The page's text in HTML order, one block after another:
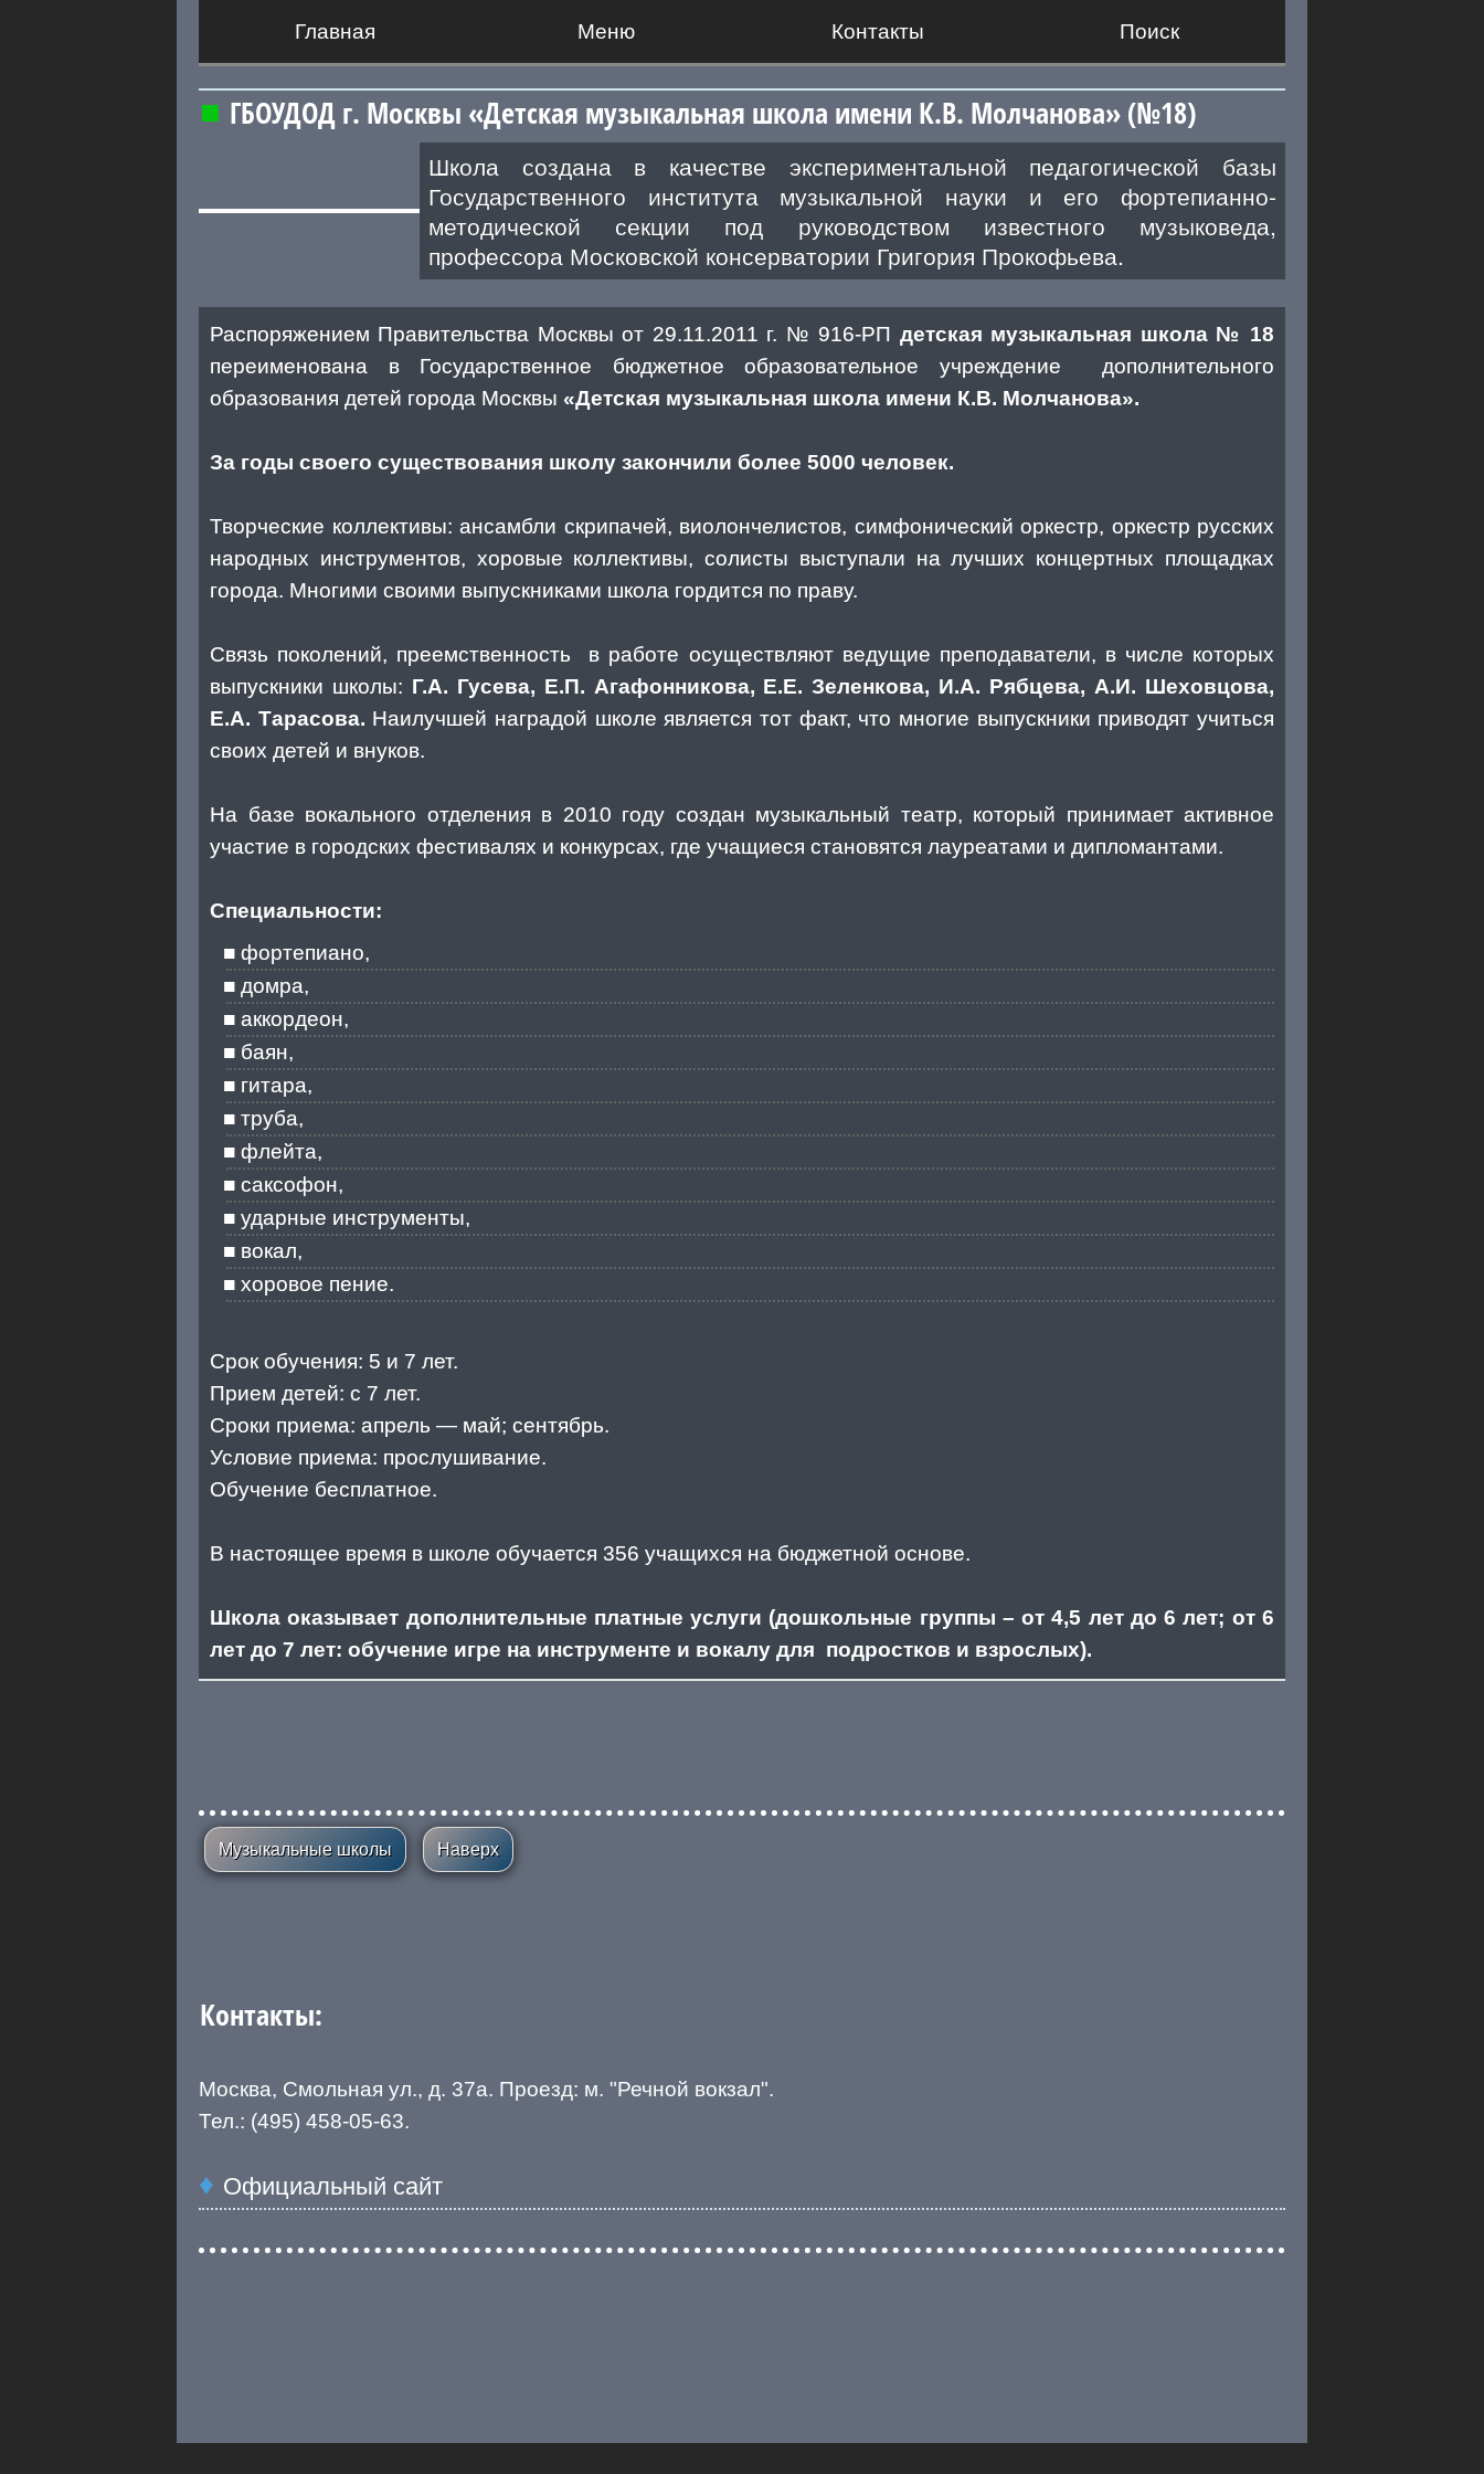
Главная Меню Контакты Поиск
ГБОУДОД г. Москвы «Детская музыкальная школа имени К.В. Молчанова» (№18)
Школа создана в качестве экспериментальной педагогической базы
Государственного института музыкальной науки и его фортепианно-
методической секции под руководством известного музыковеда,
профессора Московской консерватории Григория Прокофьева.
Распоряжением Правительства Москвы от 29.11.2011 г. № 916-РП детская музыкальная школа № 18
переименована в Государственное бюджетное образовательное учреждение дополнительного
образования детей города Москвы «Детская музыкальная школа имени К.В. Молчанова».
За годы своего существования школу закончили более 5000 человек.
Творческие коллективы: ансамбли скрипачей, виолончелистов, симфонический оркестр, оркестр русских
народных инструментов, хоровые коллективы, солисты выступали на лучших концертных площадках
города. Многими своими выпускниками школа гордится по праву.
Связь поколений, преемственность в работе осуществляют ведущие преподаватели, в числе которых
выпускники школы: Г.А. Гусева, Е.П. Агафонникова, Е.Е. Зеленкова, И.А. Рябцева, А.И. Шеховцова,
Е.А. Тарасова. Наилучшей наградой школе является тот факт, что многие выпускники приводят учиться
своих детей и внуков.
На базе вокального отделения в 2010 году создан музыкальный театр, который принимает активное
участие в городских фестивалях и конкурсах, где учащиеся становятся лауреатами и дипломантами.
Специальности:
фортепиано,
домра,
аккордеон,
баян,
гитара,
труба,
флейта,
саксофон,
ударные инструменты,
вокал,
хоровое пение.
Срок обучения: 5 и 7 лет.
Прием детей: с 7 лет.
Сроки приема: апрель — май; сентябрь.
Условие приема: прослушивание.
Обучение бесплатное.
В настоящее время в школе обучается 356 учащихся на бюджетной основе.
Школа оказывает дополнительные платные услуги (дошкольные группы – от 4,5 лет до 6 лет; от 6
лет до 7 лет: обучение игре на инструменте и вокалу для подростков и взрослых).
Музыкальные школы Наверх
Контакты:
Москва, Смольная ул., д. 37а. Проезд: м. "Речной вокзал".
Тел.: (495) 458-05-63.
Официальный сайт